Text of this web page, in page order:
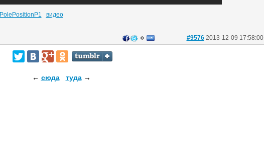
PolePositionP1
видео
#9576 2013-12-09 17:58:00
← сюда туда→